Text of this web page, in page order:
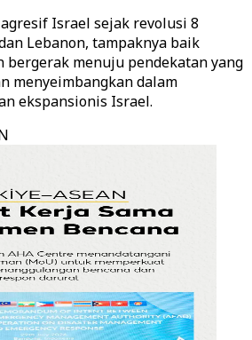
Israel sejak revolusi 8
Lebanon, tampaknya baik
bergerak menuju pendekatan yang
menyeimbangkan dalam
ekspansionis Israel.